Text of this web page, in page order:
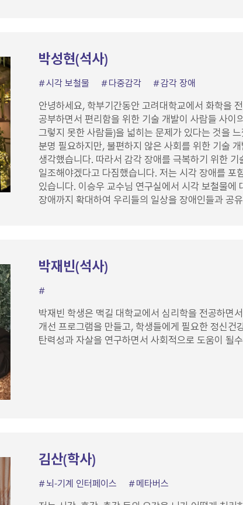
박성현(석사)
시각 보철물 다중감각 감각 장애
안녕하세요, 학부기간동안 고려대학교에서 화학을
공부하면서 편리함을 위한 기술 개발이 사람들 사이
그렇지 못한 사람들)을 넓히는 문제가 있다는 것을
분명 필요하지만, 불편하지 않은 사회를 위한 기술
생각했습니다. 따라서 감각 장애를 극복하기 위한 기
일조해야겠다고 다짐했습니다. 저는 시각 장애를 포
있습니다. 이승우 교수님 연구실에서 시각 보철물에
장애까지 확대하여 우리들의 일상을 장애인들과 공
박재빈(석사)
박재빈 학생은 맥길 대학교에서 심리학을 전공하면
개선 프로그램을 만들고, 학생들에게 필요한 정신건
탄력성과 자살을 연구하면서 사회적으로 도움이 될
김산(학사)
뇌-기계 인터페이스 메타버스